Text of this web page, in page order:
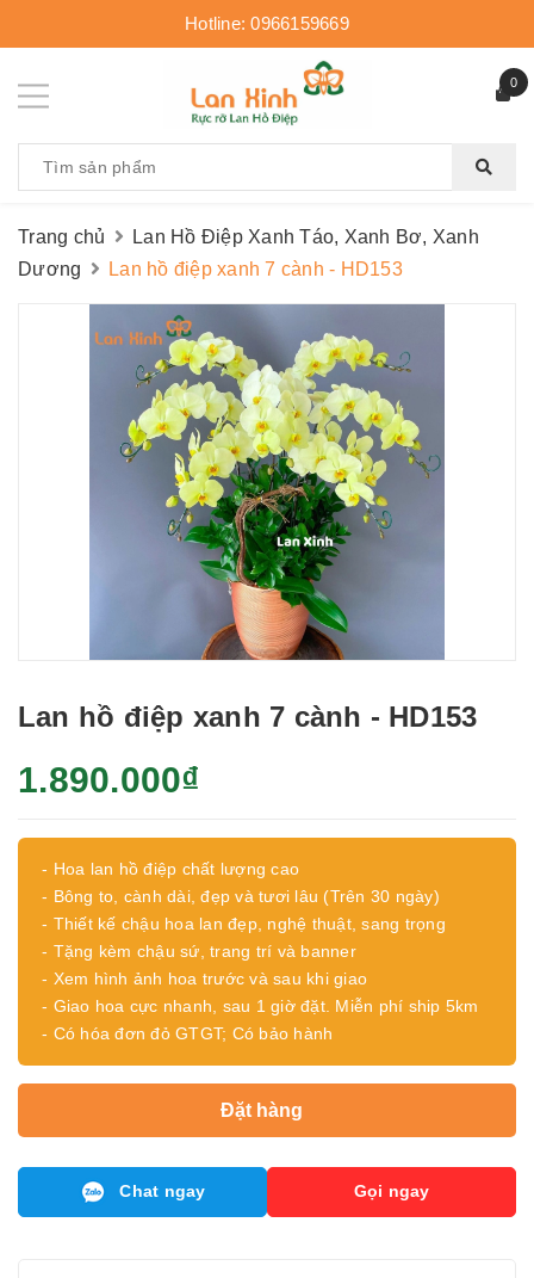
Hotline:0966159669
0
Trang chủ
Lan Hồ Điệp Xanh Táo, Xanh Bơ, Xanh
Dương
Lan hồ điệp xanh 7 cành - HD153
Lan hồ điệp xanh 7 cành - HD153
1.890.000₫
- Hoa lan hồ điệp chất lượng cao
- Bông to, cành dài, đẹp và tươi lâu (Trên 30 ngày)
- Thiết kế chậu hoa lan đẹp, nghệ thuật, sang trọng
- Tặng kèm chậu sứ, trang trí và banner
- Xem hình ảnh hoa trước và sau khi giao
- Giao hoa cực nhanh, sau 1 giờ đặt. Miễn phí ship 5km
- Có hóa đơn đỏ GTGT; Có bảo hành
Đặt hàng
Chat ngay Gọi ngay